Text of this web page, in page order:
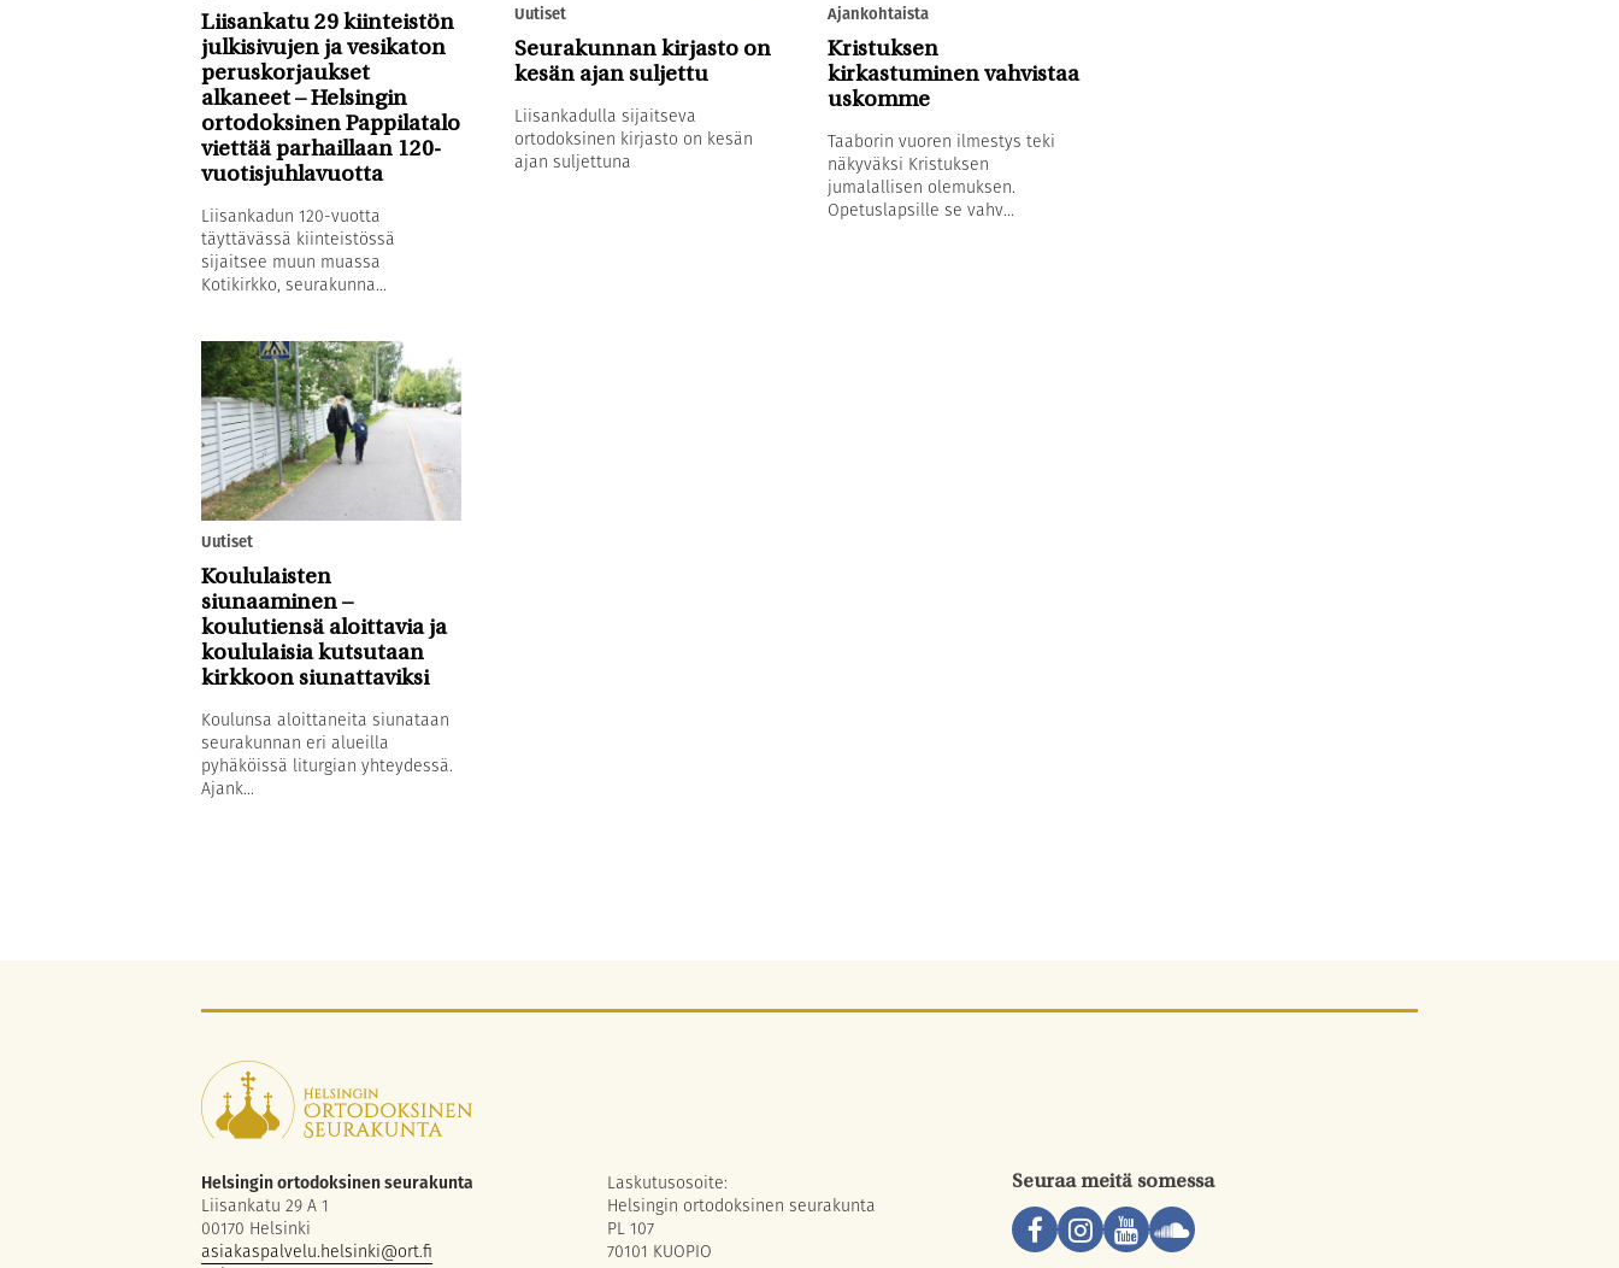
Liisankatu 29 kiinteistön
julkisivujen ja vesikaton
peruskorjaukset
alkaneet – Helsingin
ortodoksinen Pappilatalo
viettää parhaillaan 120-
vuotisjuhlavuotta
Liisankadun 120-vuotta
täyttävässä kiinteistössä
sijaitsee muun muassa
Kotikirkko, seurakunna...
Uutiset
Seurakunnan kirjasto on
kesän ajan suljettu
Liisankadulla sijaitseva
ortodoksinen kirjasto on kesän
ajan suljettuna
Ajankohtaista
Kristuksen
kirkastuminen vahvistaa
uskomme
Taaborin vuoren ilmestys teki
näkyväksi Kristuksen
jumalallisen olemuksen.
Opetuslapsille se vahv...
Uutiset
Koululaisten
siunaaminen –
koulutiensä aloittavia ja
koululaisia kutsutaan
kirkkoon siunattaviksi
Koulunsa aloittaneita siunataan
seurakunnan eri alueilla
pyhäköissä liturgian yhteydessä.
Ajank...
Helsingin ortodoksinen seurakunta
Liisankatu 29 A 1
00170 Helsinki
asiakaspalvelu.helsinki@ort.fi
Laskutusosoite:
Helsingin ortodoksinen seurakunta
PL 107
70101 KUOPIO
Seuraa meitä somessa